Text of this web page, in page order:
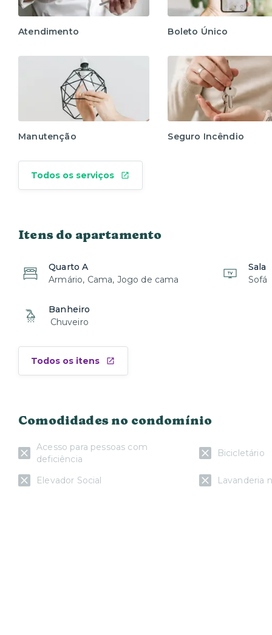
- Após a confirmação da sua reserva, será enviado um
moradores e então o acesso ao -prédio será liberado.
- IMPORTANTE: O não preenchimento, ou
- ATÉ O DIA DA SUA CHEGADA, o nosso time de
INFORMAÇÕES DE CHECK-IN (número do apartamento,
- Visitas são permitidas mediante envio prévio das
Durante a estadia:
Atendimento disponível de segunda à sábado das 07 às
OBS: Contamos com atendimento 24h em casos
Atendimento Boleto Único
Manutenção Seguro Incêndio
Todos os serviços
Itens do apartamento
Quarto A
Armário, Cama, Jogo de cama
Sala
Sofá
Banheiro
Chuveiro
Todos os itens
Comodidades no condomínio
Acesso para pessoas com
deficiência
Bicicletário
Elevador Social Lavanderia